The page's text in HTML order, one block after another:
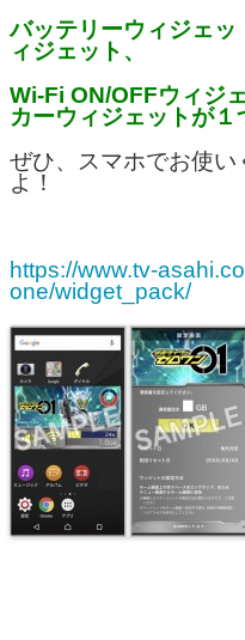
バッテリーウィジェ
ィジェット、
Wi-Fi ON/OFFウィジ
カーウィジェットが１
ぜひ、スマホでお使
よ！
https://www.tv-
one/widget_pack/